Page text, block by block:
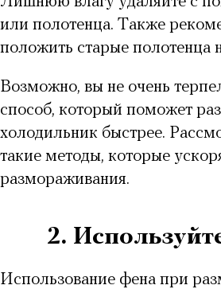
или полотенца. Также
положить старые полотенца
Возможно, вы не очень
способ, который поможет
холодильник быстрее.
такие методы, которые
размораживания.
2.
Использование фена при